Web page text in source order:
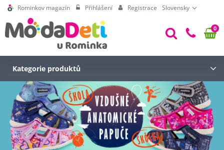
Rominkov magazín Přihlášení Registrace Slovensky
0
Kategorie produktů